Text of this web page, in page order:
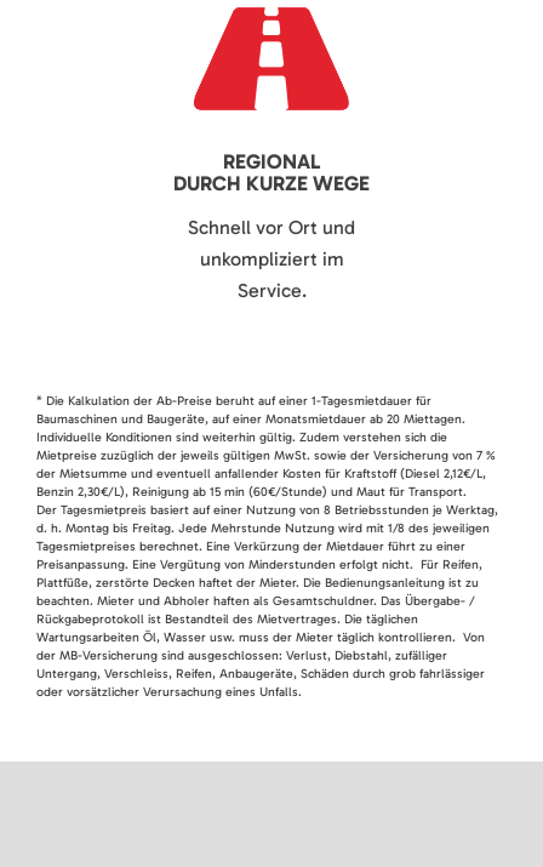
REGIONAL
DURCH KURZE WEGE
Schnell vor Ort und
unkompliziert im
Service.
* Die Kalkulation der Ab-Preise beruht auf einer 1-Tagesmietdauer für
Baumaschinen und Baugeräte, auf einer Monatsmietdauer ab 20 Miettagen.
Individuelle Konditionen sind weiterhin gültig. Zudem verstehen sich die
Mietpreise zuzüglich der jeweils gültigen MwSt. sowie der Versicherung von 7 %
der Mietsumme und eventuell anfallender Kosten für Kraftstoff (Diesel 2,12€/L,
Benzin 2,30€/L), Reinigung ab 15 min (60€/Stunde) und Maut für Transport.
Der Tagesmietpreis basiert auf einer Nutzung von 8 Betriebsstunden je Werktag,
d. h. Montag bis Freitag. Jede Mehrstunde Nutzung wird mit 1/8 des jeweiligen
Tagesmietpreises berechnet. Eine Verkürzung der Mietdauer führt zu einer
Preisanpassung. Eine Vergütung von Minderstunden erfolgt nicht. Für Reifen,
Plattfüße, zerstörte Decken haftet der Mieter. Die Bedienungsanleitung ist zu
beachten. Mieter und Abholer haften als Gesamtschuldner. Das Übergabe- /
Rückgabeprotokoll ist Bestandteil des Mietvertrages. Die täglichen
Wartungsarbeiten Öl, Wasser usw. muss der Mieter täglich kontrollieren. Von
der MB-Versicherung sind ausgeschlossen: Verlust, Diebstahl, zufälliger
Untergang, Verschleiss, Reifen, Anbaugeräte, Schäden durch grob fahrlässiger
oder vorsätzlicher Verursachung eines Unfalls.